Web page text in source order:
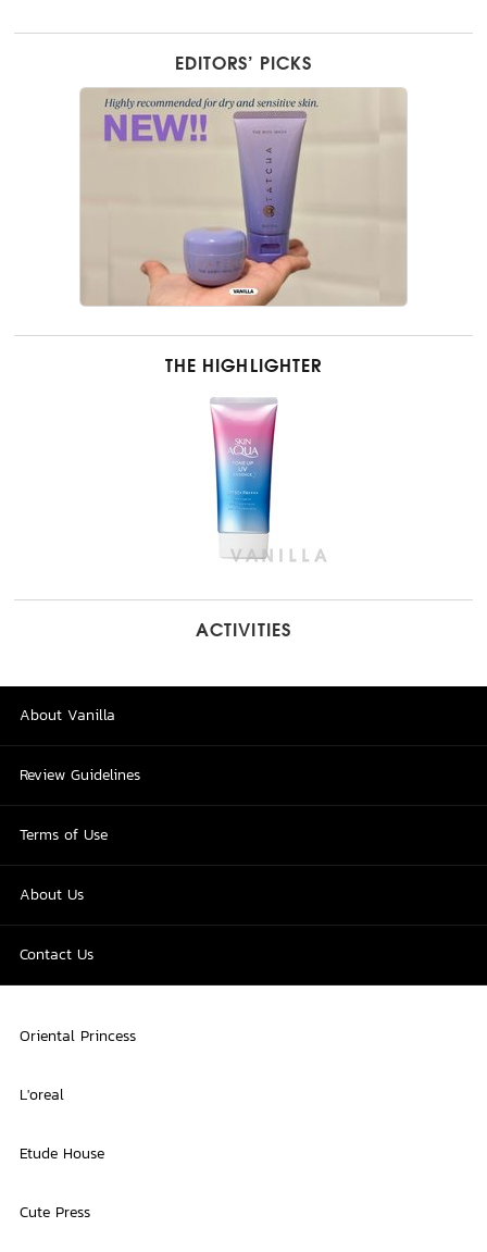
EDITORS’ PICKS
THE HIGHLIGHTER
ACTIVITIES
About Vanilla
Review Guidelines
Terms of Use
About Us
Contact Us
Oriental Princess
L'oreal
Etude House
Cute Press